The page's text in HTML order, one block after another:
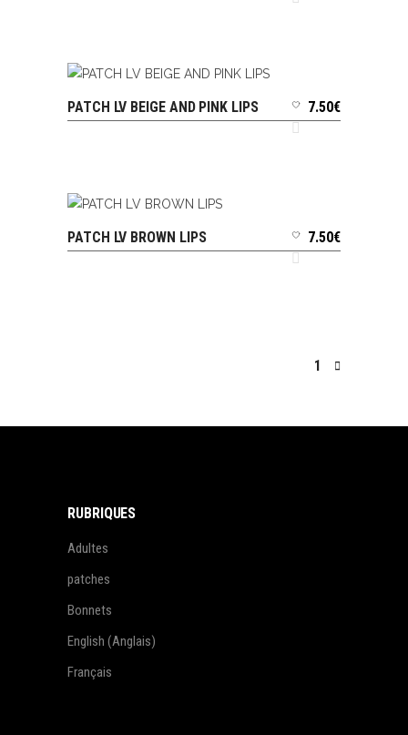
AJOUTER AU PANIER
PATCH LV BEIGE AND PINK LIPS 7.50€
AJOUTER AU PANIER
PATCH LV BROWN LIPS 7.50€
1
RUBRIQUES
Adultes
patches
Bonnets
English (Anglais)
Français